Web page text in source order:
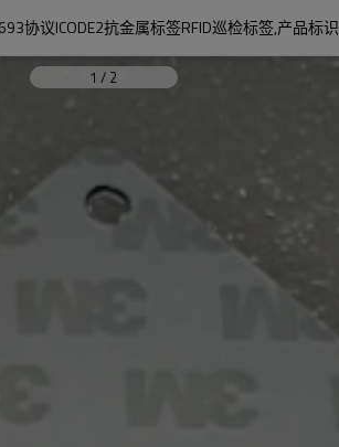
协议ICODE2抗金属标签RFID巡检标签,产品标识
1 / 2